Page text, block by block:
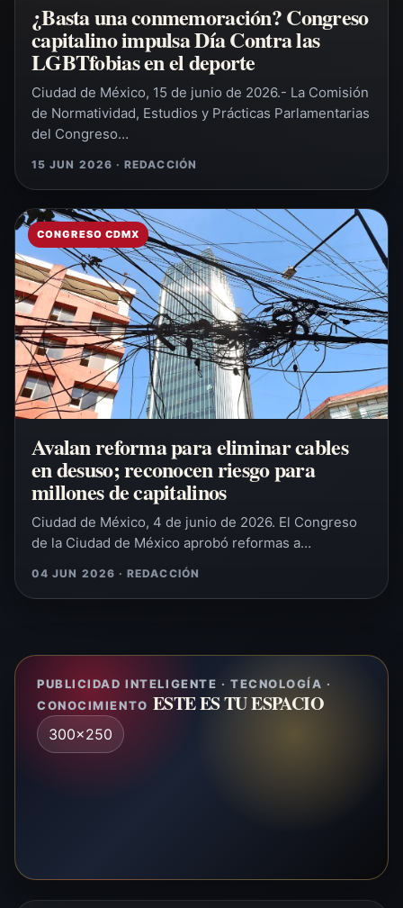
¿Basta una conmemoración? Congreso
capitalino impulsa Día Contra las
LGBTfobias en el deporte
Ciudad de México, 15 de junio de 2026.- La Comisión
de Normatividad, Estudios y Prácticas Parlamentarias
del Congreso…
15 JUN 2026 · REDACCIÓN
CONGRESO CDMX
Avalan reforma para eliminar cables
en desuso; reconocen riesgo para
millones de capitalinos
Ciudad de México, 4 de junio de 2026. El Congreso
de la Ciudad de México aprobó reformas a…
04 JUN 2026 · REDACCIÓN
PUBLICIDAD INTELIGENTE · TECNOLOGÍA ·
CONOCIMIENTO ESTE ES TU ESPACIO
300x250